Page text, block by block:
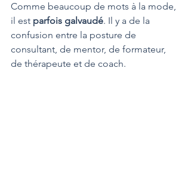
Comme beaucoup de mots à la mode,
il est parfois galvaudé. Il y a de la
confusion entre la posture de
consultant, de mentor, de formateur,
de thérapeute et de coach.